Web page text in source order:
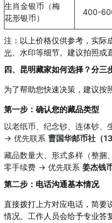
生肖金银币（梅
花形银币）
400-
注：以上价格仅供参考，实际
光 、水印等细节。建议拍照或
四、昆明藏家如何选择？分三
为了帮助您快速决策，建议按
第一步：确认您的藏品类型
以老纸币、纪念钞、连体钞、
→ 优先联系 曹国华邮币社（
藏品数量大、形式多样（整捆
零手续费 → 优先联系 姜杰钱
第二步：电话沟通基本情况
直接拨打上方对应电话，简要
情况。工作人员会给予专业答